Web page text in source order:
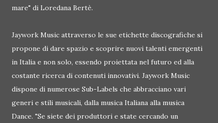
mare" di Loredana Bertè.
Jaywork Music attraverso le sue etichette discografiche si
propone di dare spazio e scoprire nuovi talenti emergenti
in Italia e non solo, essendo proiettata nel futuro ed alla
costante ricerca di contenuti innovativi. Jaywork Music
dispone di numerose Sub-Labels che abbracciano vari
generi e stili musicali, dalla musica Italiana alla musica
Dance. "Se siete dei produttori e state cercando un